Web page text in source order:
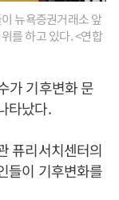
뉴욕증권거래소 앞
를 하고 있다. <연합
가 기후변화 문
타났다.
퓨리서치센터의
들이 기후변화를